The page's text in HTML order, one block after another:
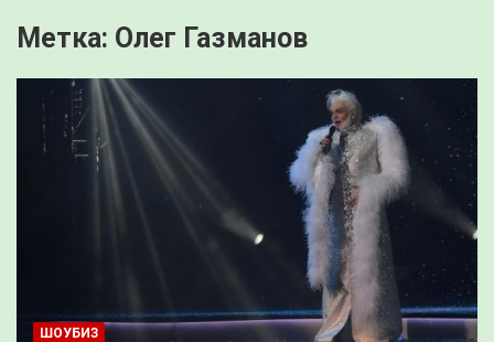
Метка: Олег Газманов
ШОУБИЗ